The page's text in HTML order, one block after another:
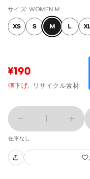
サイズ: WOMEN M
XS S M L
¥190
値下げ, リサイクル素材
1
在庫なし